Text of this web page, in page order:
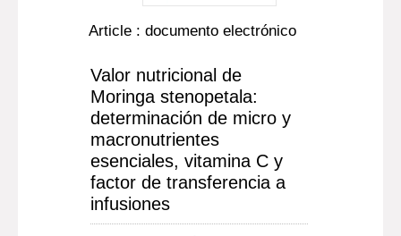
Article : documento electrónico
Valor nutricional de
Moringa stenopetala:
determinación de micro y
macronutrientes
esenciales, vitamina C y
factor de transferencia a
infusiones